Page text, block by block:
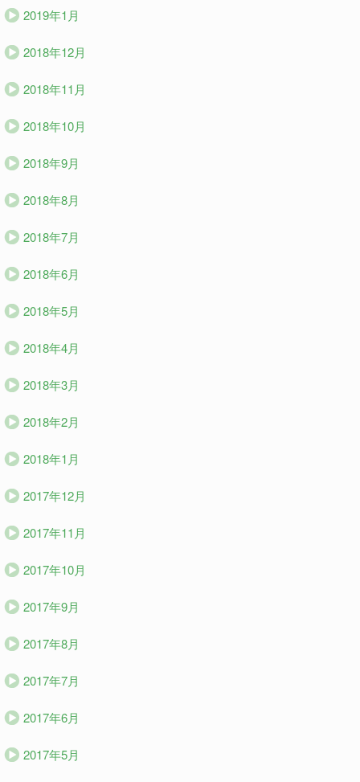
2019年1月
2018年12月
2018年11月
2018年10月
2018年9月
2018年8月
2018年7月
2018年6月
2018年5月
2018年4月
2018年3月
2018年2月
2018年1月
2017年12月
2017年11月
2017年10月
2017年9月
2017年8月
2017年7月
2017年6月
2017年5月